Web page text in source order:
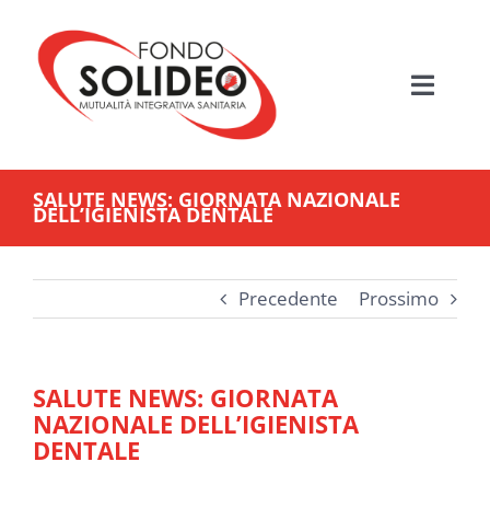
contenuto
Toggle
HOME
MUTUALITÀ SANITARIA
FONDO SOLIDEO
PIANI ASSISTENZIALI
SALUTE NEWS: GIORNATA NAZIONALE
DELL’IGIENISTA DENTALE
Precedente Prossimo
SALUTE NEWS: GIORNATA
NAZIONALE DELL’IGIENISTA
DENTALE